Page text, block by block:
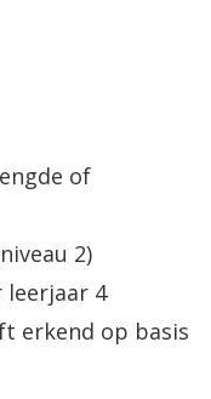
of
2)
leerjaar 4
erkend op basis